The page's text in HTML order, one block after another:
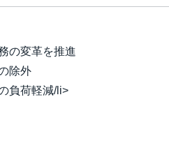
の変革を推進
除外
負荷軽減/li>